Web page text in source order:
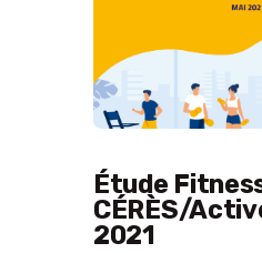
Étude
CÉRÈS/
2021